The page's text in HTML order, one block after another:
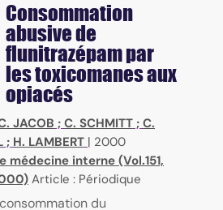
Consommation
abusive de
flunitrazépam par
les toxicomanes aux
opiacés
JACOB ; C. SCHMITT ; C.
; H. LAMBERT | 2000
médecine interne (Vol.151,
Article : Périodique
consommation du